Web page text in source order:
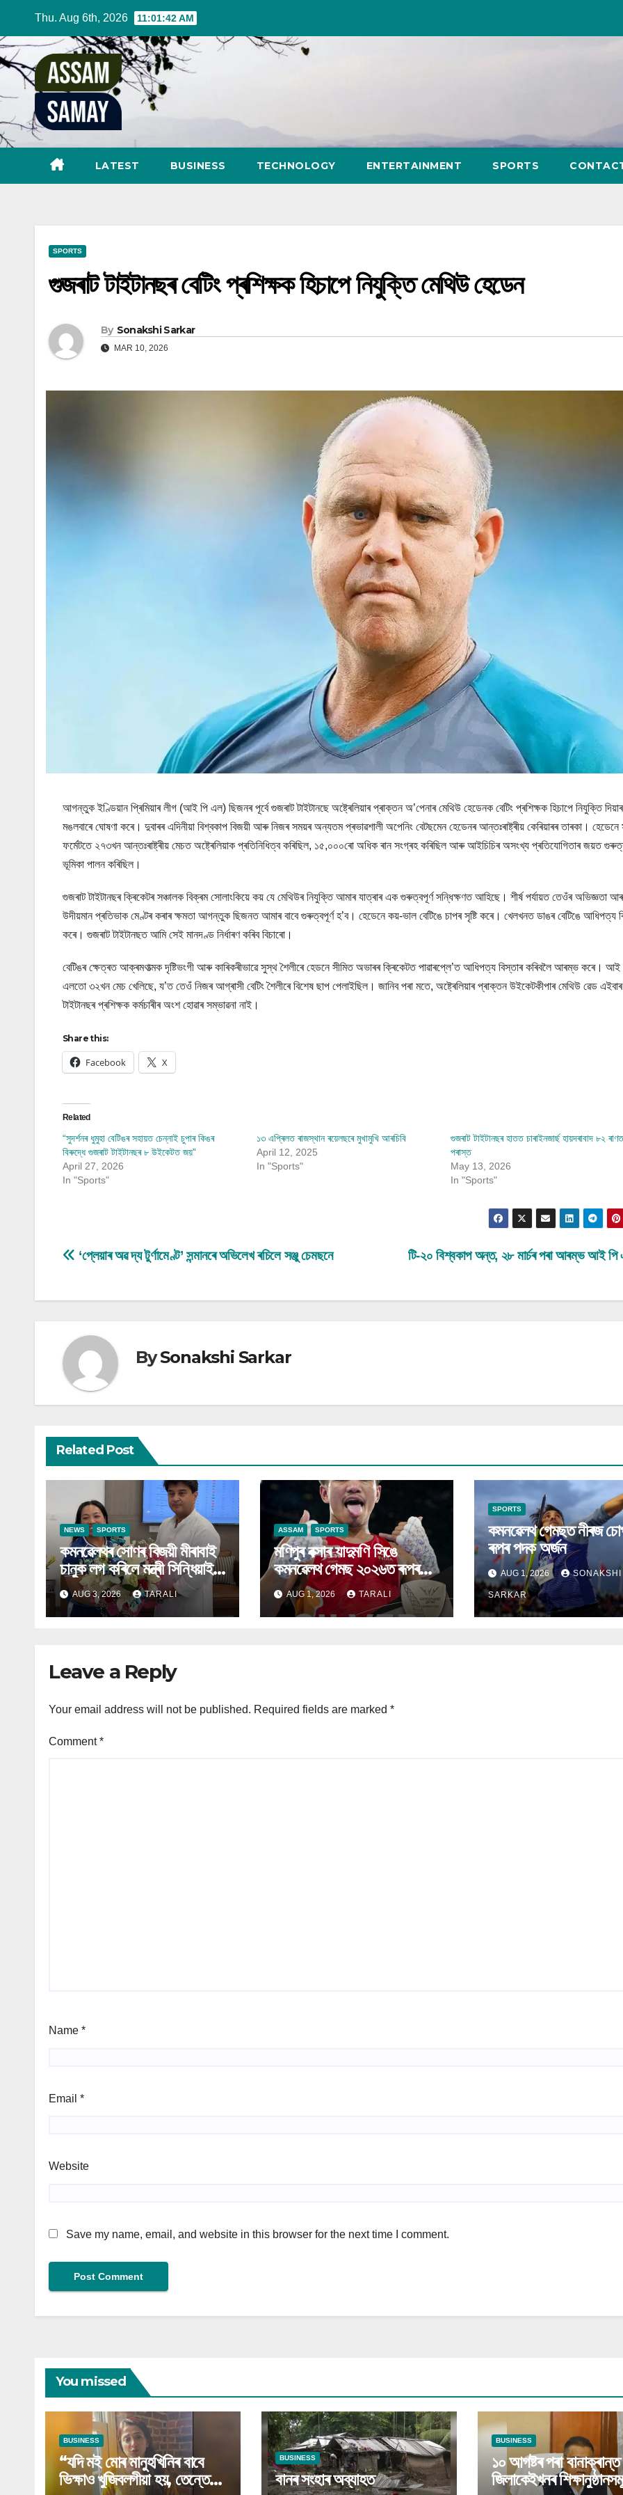
content
Thu. Aug 6th, 2026 11:01:43 AM
LATEST BUSINESS TECHNOLOGY ENTERTAINMENT SPORTS
SPORTS
গুজৰাট টাইটানছৰ বেটিং প্ৰশিক্ষক হিচাপে নিযুক্তি মেথিউ হেডেন
By Sonakshi Sarkar
MAR 10, 2026
আগন্তুক ইণ্ডিয়ান প্ৰিমিয়াৰ লীগ (আই পি এল) ছিজনৰ পূৰ্বে গুজৰাট টাইটানছে অষ্ট্ৰেলিয়াৰ প্ৰাক্তন অ’পেনাৰ মেথিউ হেডেনক বেটিং প্ৰশিক্ষক হিচাপে নিযুক্তি
মঙলবাৰে ঘোষণা কৰে। দুবাৰৰ এদিনীয়া বিশ্বকাপ বিজয়ী আৰু নিজৰ সময়ৰ অন্যতম প্ৰভাৱশালী অপেনিং বেটছমেন হেডেনৰ আন্তঃৰাষ্ট্ৰীয় কেৰিয়াৰৰ তাৰকা।
ফৰ্মেটতে ২৭৩খন আন্তঃৰাষ্ট্ৰীয় মেচত অষ্ট্ৰেলিয়াক প্ৰতিনিধিত্ব কৰিছিল, ১৫,০০০ৰো অধিক ৰান সংগ্ৰহ কৰিছিল আৰু আইচিচিৰ অসংখ্য প্ৰতিযোগিতাৰ জয়ত
ভূমিকা পালন কৰিছিল।
গুজৰাট টাইটানছৰ ক্ৰিকেটৰ সঞ্চালক বিক্ৰম সোলাংকিয়ে কয় যে মেথিউৰ নিযুক্তি আমাৰ যাত্ৰাৰ এক গুৰুত্বপূৰ্ণ সন্ধিক্ষণত আহিছে। শীৰ্ষ পৰ্যায়ত তেওঁৰ অভিজ্ঞতা
উদীয়মান প্ৰতিভাক মেণ্টৰ কৰাৰ ক্ষমতা আগন্তুক ছিজনত আমাৰ বাবে গুৰুত্বপূৰ্ণ হ’ব। হেডেনে কয়-ভাল বেটিঙে চাপৰ সৃষ্টি কৰে। খেলখনত ডাঙৰ বেটিঙে আধিপত্য
কৰে। গুজৰাট টাইটানছত আমি সেই মানদণ্ড নিৰ্ধাৰণ কৰিব বিচাৰো।
বেটিঙৰ ক্ষেত্ৰত আক্ৰমণাত্মক দৃষ্টিভংগী আৰু কাৰিকৰীভাৱে সুস্থ শৈলীৰে হেডনে সীমিত অভাৰৰ ক্ৰিকেটত পাৱাৰপ্লে’ত আধিপত্য বিস্তাৰ কৰিবলৈ আৰম্ভ কৰে। আই
এলতো ৩২খন মেচ খেলিছে, য’ত তেওঁ নিজৰ আগ্ৰাসী বেটিং শৈলীৰে বিশেষ ছাপ পেলাইছিল। জানিব পৰা মতে, অষ্ট্ৰেলিয়াৰ প্ৰাক্তন উইকেটকীপাৰ মেথিউ ৱেড
টাইটানছৰ প্ৰশিক্ষক কৰ্মচাৰীৰ অংশ হোৱাৰ সম্ভাৱনা নাই।
Share this:
Facebook X
Related
“সুদৰ্শনৰ ধুমুহা বেটিঙৰ সহায়ত চেন্নাই চুপাৰ কিঙৰ
বিৰুদ্ধে গুজৰাট টাইটানছৰ ৮ উইকেটত জয়”
April 27, 2026
In "Sports"
১৩ এপ্ৰিলত ৰাজস্থান ৰয়েলছৰে মুখামুখি আৰচিবি
April 12, 2025
In "Sports"
গুজৰাট টাইটানছৰ হাতত চাৰাইনজাৰ্ছ হায়দৰাবাদ ৮২ ৰাণত
পৰাস্ত
May 13, 2026
In "Sports"
Post
টি-২০ বিশ্বকাপ অন্ত, ২৮ মাৰ্চৰ পৰা আৰম্ভ আই
‘প্লেয়াৰ অৱ দ্য টুৰ্ণামেণ্ট’ সন্মানৰে অভিলেখ ৰচিলে সঞ্জু চেমছনে
BySonakshi Sarkar
Related Post
NEWS SPORTS
কমনৱেলথৰ সোণৰ বিজয়ী মীৰাবাই
চানুক লগ কৰিলে মন্ত্ৰী সিন্ধিয়াই;
উত্তৰ-পূবৰ বাবে ‘এখন ৰাজ্য,
এখন খেল’ আঁচনিৰ আলোচনা
AUG 3, 2026 TARALI
ASSAM SPORTS
মণিপুৰ বক্সাৰ যাদুমণি সিঙে
কমনৱেলথ গেমছ ২০২৬ত ৰূপৰ
পদক জয় কৰিলে
AUG 1, 2026 TARALI
SPORTS
কমনৱেলথ গেমছত নীৰজ
ৰূপৰ পদক অৰ্জন
AUG 1, 2026 SONAKSHI
SARKAR
Leave a Reply
Your email address will not be published. Required fields are marked *
Comment*
Name *
Email *
Website
Save my name, email, and website in this browser for the next time I comment.
You missed
BUSINESS
“যদি মই মোৰ মানুহখিনিৰ বাবে
ভিক্ষাও খুজিবলগীয়া হয়, তেন্তে
BUSINESS
বানৰ সংহাৰ অব্যাহত
BUSINESS
১০ আগষ্টৰ পৰা বানাক্ৰান্ত
জিলাকেইখনৰ